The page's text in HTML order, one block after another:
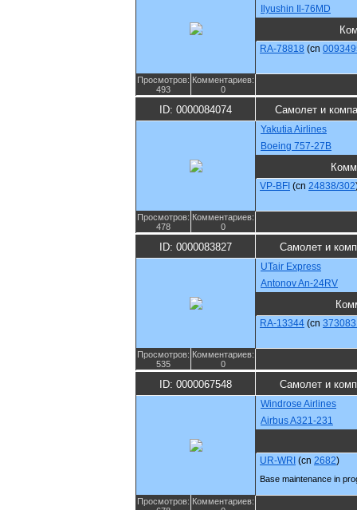
Ilyushin Il-76MD
RA-78818 (cn
Просмотров:
493
Комментариев:
0
ID: 0000084074 Самолет и
Yakutia Airlines
Boeing 757-27B
VP-BFI (cn 24838/302
Просмотров:
478
Комментариев:
0
ID: 0000083827 Самолет и
UTair Express
Antonov An-24RV
RA-13344 (cn
Просмотров:
535
Комментариев:
0
ID: 0000067548 Самолет и
Windrose Airlines
Airbus A321-231
UR-WRI (cn 2682)
Base maintenance in
Просмотров: Комментариев: